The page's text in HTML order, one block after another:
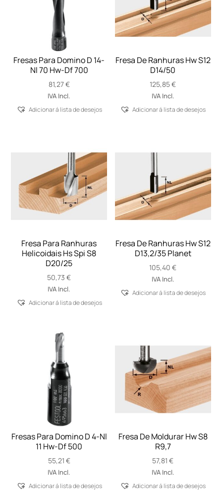
Fresas Para Domino D 14-
Nl 70 Hw-Df 700
81,27€
IVA Incl.
Adicionar á lista de desejos
Fresa De Ranhuras Hw S12
D14/50
125,85€
IVA Incl.
Adicionar á lista de desejos
Fresa Para Ranhuras
Helicoidais Hs Spi S8
D20/25
50,73€
IVA Incl.
Adicionar á lista de desejos
Fresa De Ranhuras Hw S12
D13,2/35 Planet
105,40€
IVA Incl.
Adicionar á lista de desejos
Fresas Para Domino D 4-Nl
11 Hw-Df 500
55,21 €
IVA Incl.
Adicionar á lista de desejos
Fresa De Moldurar Hw S8
R9,7
57,81€
IVA Incl.
Adicionar á lista de desejos